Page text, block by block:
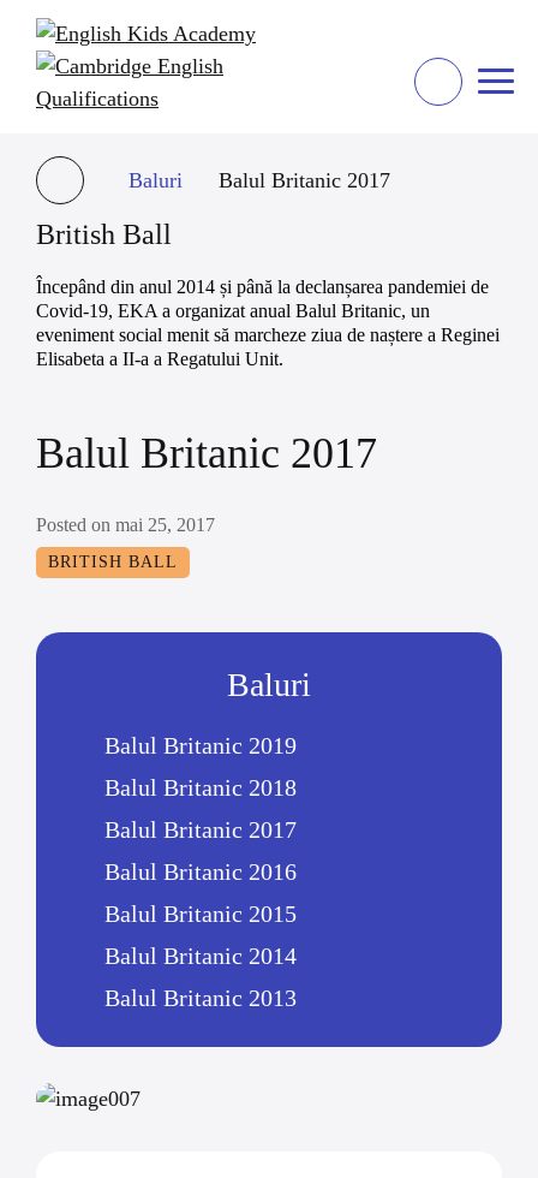
Baluri Balul Britanic 2017
British Ball
Începând din anul 2014 și până la declanșarea pandemiei de
Covid-19, EKA a organizat anual Balul Britanic, un
eveniment social menit să marcheze ziua de naștere a Reginei
Elisabeta a II-a a Regatului Unit.
Balul Britanic 2017
Posted on mai 25, 2017
BRITISH BALL
Baluri
Balul Britanic 2019
Balul Britanic 2018
Balul Britanic 2017
Balul Britanic 2016
Balul Britanic 2015
Balul Britanic 2014
Balul Britanic 2013